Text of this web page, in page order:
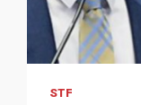
STF